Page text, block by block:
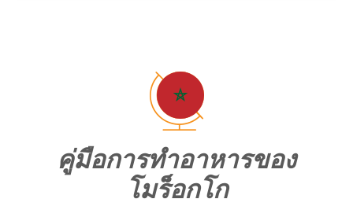
คู่มือการทำอาหารของ
โมร็อกโก